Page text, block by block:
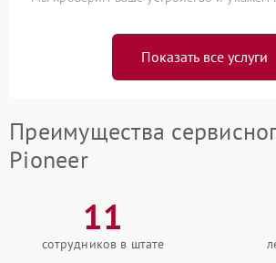
Показать все услуги
Преимущества
Pioneer
11
сотрудников в штате